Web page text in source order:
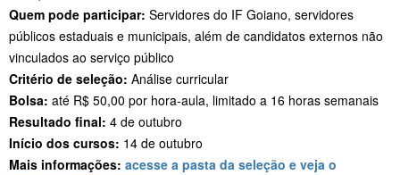
Quem pode participar: Servidores do IF Goiano, servidores
públicos estaduais e municipais, além de candidatos externos não
vinculados ao serviço público
Critério de seleção: Análise curricular
Bolsa: até R$ 50,00 por hora-aula, limitado a 16 horas semanais
Resultado final: 4 de outubro
Início dos cursos: 14 de outubro
Mais informações: acesse a pasta da seleção e veja o